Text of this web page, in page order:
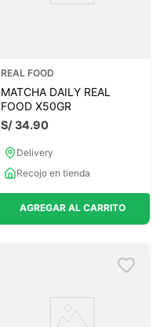
REAL FOOD
MATCHA DAILY REAL
FOOD X50GR
S/34.90
Delivery
Recojo en tienda
AGREGAR AL CARRITO